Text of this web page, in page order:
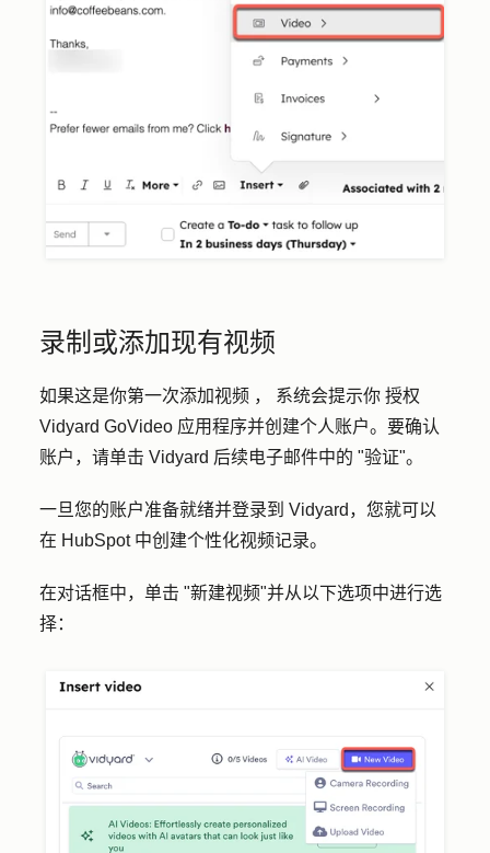
录制或添加现有视频
如果这是你第一次添加视频 ， 系统会提示你 授权
Vidyard GoVideo 应用程序并创建个人账户。要确认
账户，请单击 Vidyard 后续电子邮件中的 "验证"。
一旦您的账户准备就绪并登录到 Vidyard，您就可以
在 HubSpot 中创建个性化视频记录。
在对话框中，单击 "新建视频"并从以下选项中进行选
择：